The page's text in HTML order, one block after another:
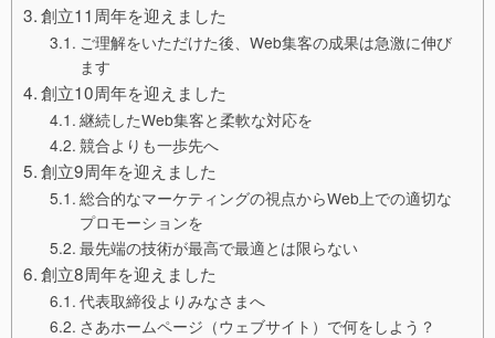
創立11周年を迎えました
ご理解をいただけた後、Web集客の成果は急激に伸び
ます
創立10周年を迎えました
継続したWeb集客と柔軟な対応を
競合よりも一歩先へ
創立9周年を迎えました
総合的なマーケティングの視点からWeb上での適切な
プロモーションを
最先端の技術が最高で最適とは限らない
創立8周年を迎えました
代表取締役よりみなさまへ
さあホームページ（ウェブサイト）で何をしよう？